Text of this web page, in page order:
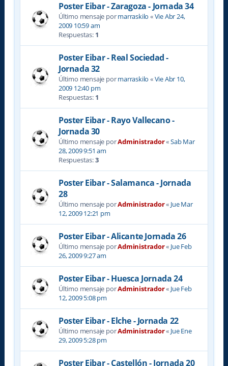
Poster Eibar - Zaragoza - Jornada 34
Último mensaje pormarraskilo «Vie Abr 24,
2009 10:59 am
Respuestas: 1
Poster Eibar - Real Sociedad -
Jornada 32
Último mensaje pormarraskilo «Vie Abr 10,
2009 12:40 pm
Respuestas: 1
Poster Eibar - Rayo Vallecano -
Jornada 30
Último mensaje porAdministrador«Sab Mar
28, 2009 9:51 am
Respuestas:3
Poster Eibar - Salamanca - Jornada
28
Último mensaje porAdministrador« Jue Mar
12, 2009 12:21 pm
Poster Eibar - Alicante Jornada 26
Último mensaje porAdministrador« Jue Feb
26, 2009 9:27 am
Poster Eibar - Huesca Jornada 24
Último mensaje porAdministrador« Jue Feb
12, 2009 5:08 pm
Poster Eibar - Elche - Jornada 22
Último mensaje porAdministrador« Jue Ene
29, 2009 5:28 pm
Poster Eibar - Castellón - Jornada 20